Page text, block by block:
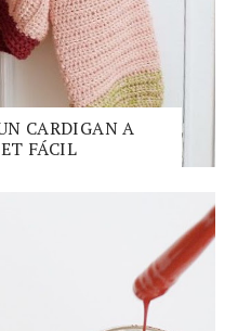
CARDIGAN A
FÁCIL